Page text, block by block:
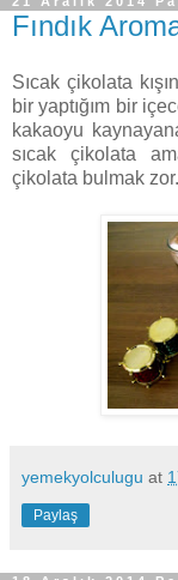
Fındık
Sıcak çikolata
bir yaptığım bir
kakaoyu
sıcak çikolata
çikolata bulmak zor.
yemekyolculugu at
Paylaş